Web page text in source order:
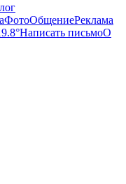
ФотоОбщениеРеклама
Написать письмоО